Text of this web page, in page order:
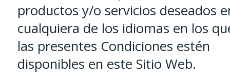
productos y/o servicios deseados
cualquiera de los idiomas en los
las presentes Condiciones estén
disponibles en este Sitio Web.